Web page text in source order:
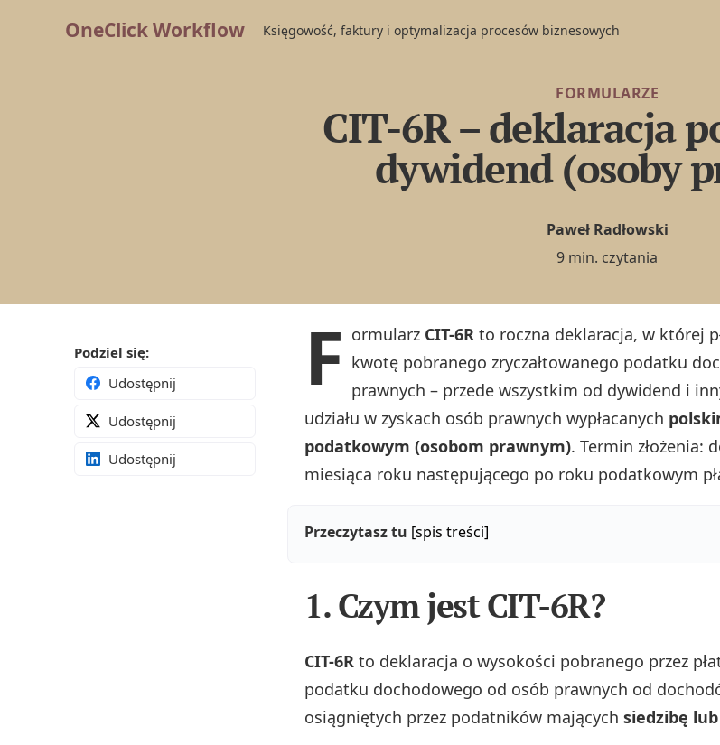
OneClick Workflow Księgowość, faktury i optymalizacja procesów biznesowych
FORMULARZE
CIT-6R – deklaracja
dywidend (osoby
Paweł Radłowski
9 min. czytania
Podziel się:
Udostępnij
Udostępnij
Udostępnij
F ormularz CIT-6R to roczna deklaracja, w której
kwotę pobranego zryczałtowanego podatku
prawnych – przede wszystkim od dywidend i
udziału w zyskach osób prawnych wypłacanych
podatkowym (osobom prawnym). Termin złożenia:
miesiąca roku następującego po roku podatkowym
Przeczytasz tu [spis treści]
1. Czym jest CIT-6R?
CIT-6R to deklaracja o wysokości pobranego przez
podatku dochodowego od osób prawnych od
osiągniętych przez podatników mających siedzibę